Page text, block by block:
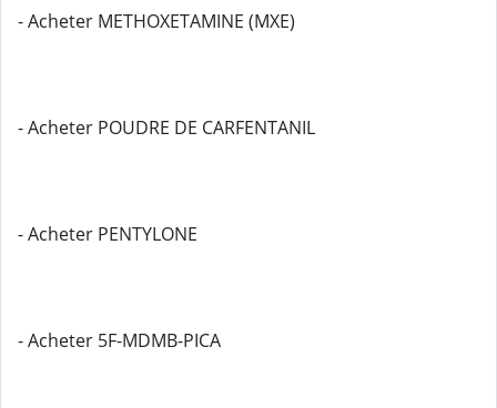
- Acheter METHOXETAMINE (MXE)
- Acheter POUDRE DE CARFENTANIL
- Acheter PENTYLONE
- Acheter 5F-MDMB-PICA